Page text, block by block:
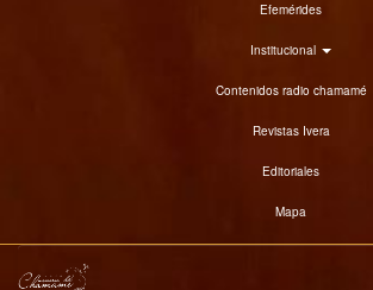
Efemérides
Institucional
Contenidos radio chamamé
Revistas Ivera
Editoriales
Mapa